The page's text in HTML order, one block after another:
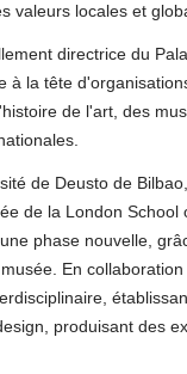
valeurs locales et
directrice du
à la tête
de l'art, des
de Deusto de
de la London
phase nouvelle,
En
produisant des